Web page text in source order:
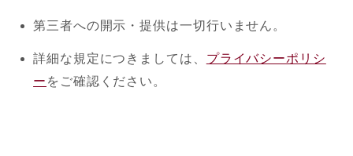
第三者への開示・提供は一切行いません。
詳細な規定につきましては、 プライバシーポリシ
ー をご確認ください。